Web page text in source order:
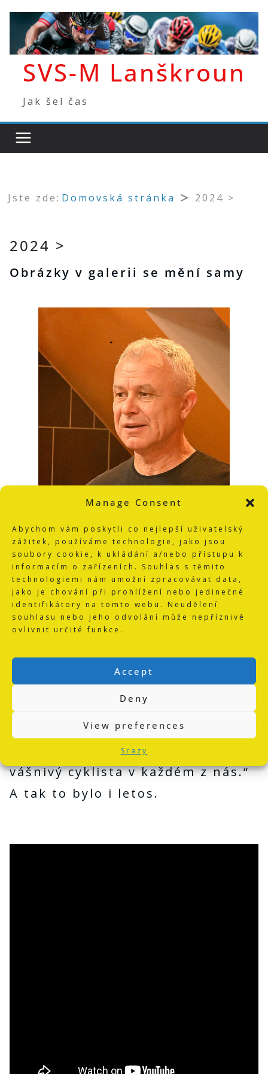
Manage Consent
Abychom vám poskytli co nejlepší uživatelský
zážitek, používáme technologie, jako jsou
soubory cookie, k ukládání a/nebo přístupu k
informacím o zařízeních. Souhlas s těmito
technologiemi nám umožní zpracovávat data,
jako je chování při prohlížení nebo jedinečné
identifikátory na tomto webu. Neudělení
souhlasu nebo jeho odvolání může nepříznivě
ovlivnit určité funkce.
Accept
Deny
View preferences
Srazy
Přeskočit
obsah
SVS-M Lanškroun
Jak šel čas
Jste zde: Domovská stránka 2024 >
2024 >
Obrázky v galerii se mění samy
srdce naplní radostí a duše
klidem. Je to jako se vrátit domů,
do kruhu lidí, kteří vás znají a
přijímají takového, jaký jste. Je to
místo, kde se znovu probudí
vášnivý cyklista v každém z nás.“
A tak to bylo i letos.